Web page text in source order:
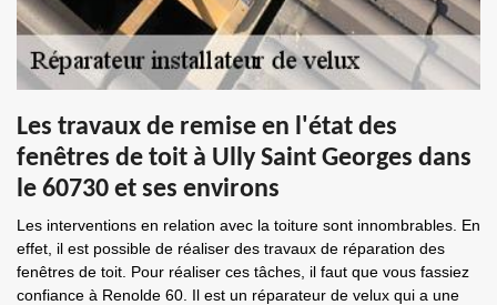
Les travaux de remise en l'état des
fenêtres de toit à Ully Saint Georges dans
le 60730 et ses environs
Les interventions en relation avec la toiture sont innombrables. En
effet, il est possible de réaliser des travaux de réparation des
fenêtres de toit. Pour réaliser ces tâches, il faut que vous fassiez
confiance à Renolde 60. Il est un réparateur de velux qui a une